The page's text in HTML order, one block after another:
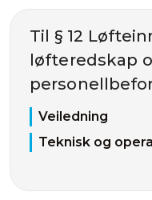
Til § 12
løfteredskap
Veiledning
Teknisk og